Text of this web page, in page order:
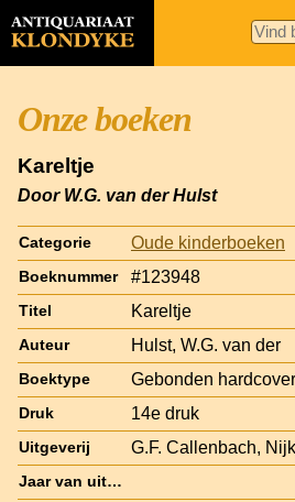
Onze boeken
Kareltje
Door W.G. van der Hulst
Categorie Oude kinderboeken
Boeknummer #123948
Titel Kareltje
Auteur Hulst, W.G. van der
Boektype Gebonden hardcover
Druk 14e druk
Uitgeverij G.F. Callenbach,
Jaar van uitgave